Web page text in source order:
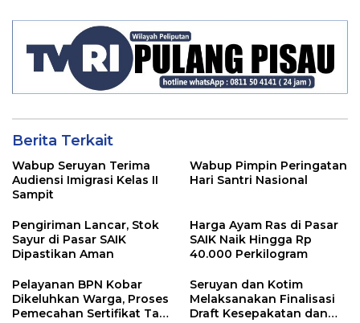
Berita Terkait
Wabup Seruyan Terima
Audiensi Imigrasi Kelas II
Sampit
Wabup Pimpin Peringatan
Hari Santri Nasional
Pengiriman Lancar, Stok
Sayur di Pasar SAIK
Dipastikan Aman
Harga Ayam Ras di Pasar
SAIK Naik Hingga Rp
40.000 Perkilogram
Pelayanan BPN Kobar
Dikeluhkan Warga, Proses
Pemecahan Sertifikat Tak
Seruyan dan Kotim
Melaksanakan Finalisasi
Draft Kesepakatan dan